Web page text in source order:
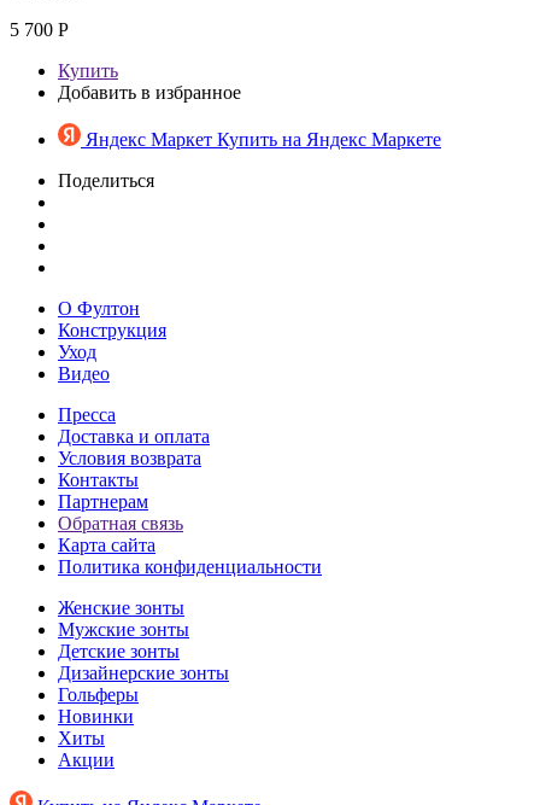
5 700 Р
Купить
Добавить в избранное
Яндекс Маркет Купить на Яндекс Маркете
Поделиться
О Фултон
Конструкция
Уход
Видео
Пресса
Доставка и оплата
Условия возврата
Контакты
Партнерам
Обратная связь
Карта сайта
Политика конфиденциальности
Женские зонты
Мужские зонты
Детские зонты
Дизайнерские зонты
Гольферы
Новинки
Хиты
Акции